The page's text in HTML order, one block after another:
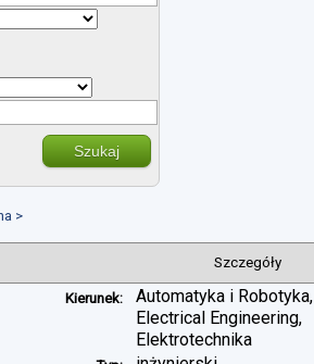
Szukaj
>
Szczegóły
Kierunek:
Automatyka i Robotyka,
Electrical Engineering,
Elektrotechnika